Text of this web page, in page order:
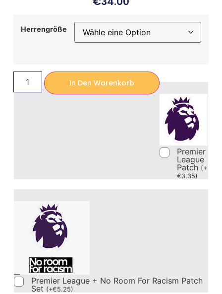
Herrengröße
In Den Warenkorb
Premier
League
Patch (+
€3.35)
Premier League + No Room For Racism Patch
Set (+€5.25)